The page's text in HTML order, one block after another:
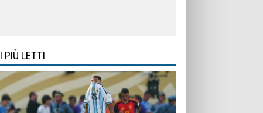
I PIÙ LETTI